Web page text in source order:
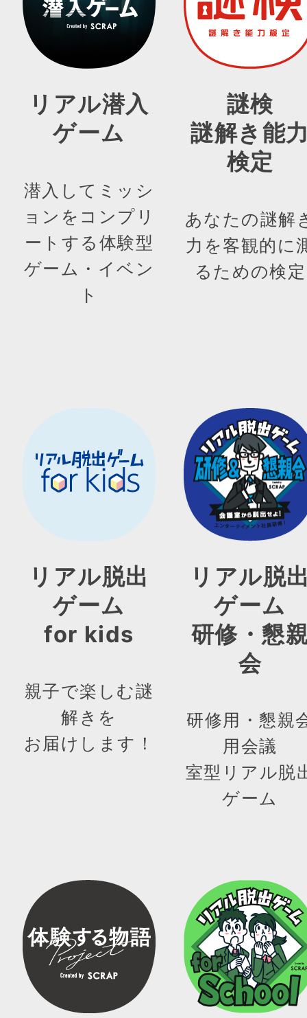
リアル潜入
ゲーム
潜入してミッシ
ョンをコンプリ
ートする体験型
ゲーム・イベン
ト
謎検
謎解き能
検定
あなたの謎解
力を客観的に
るための検定
リアル脱出
ゲーム
for kids
親子で楽しむ謎
解きを
お届けします！
リアル脱
ゲーム
研修・懇
会
研修用・懇親
用会議
室型リアル脱
ゲーム